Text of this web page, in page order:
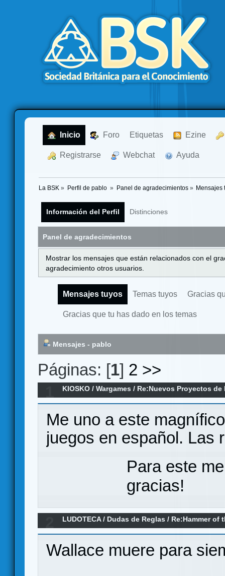
Inicio Foro Etiquetas Ezine
Registrarse Webchat Ayuda
La BSK » Perfil de pablo » Panel de agradecimientos» Mensajes
Información del Perfil Distinciones
Panel de agradecimientos
Mostrar los mensajes que están relacionados con el
agradecimiento otros usuarios.
Mensajes tuyos Temas tuyos Gracias
Gracias que tu has dado en los temas
Mensajes - pablo
Páginas: [1] 2 >>
KIOSKO /Wargames / Re:Nuevos Proyectos de
Me uno a este
juegos en español. Las
Para este
gracias!
LUDOTECA/ Dudas de Reglas / Re:Hammer of
Wallace muere para